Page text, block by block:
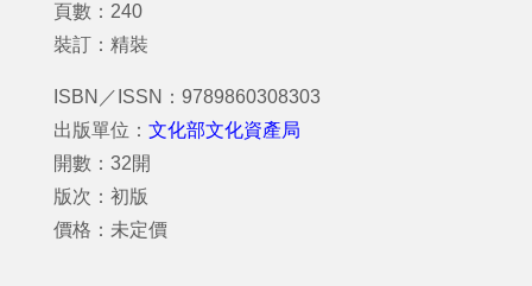
頁數：240
裝訂：精裝
ISBN／ISSN：9789860308303
出版單位： 文化部文化資產局
開數：32開
版次：初版
價格：未定價